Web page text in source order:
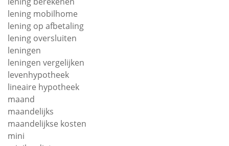
lening mobilhome
lening op afbetaling
lening oversluiten
leningen
leningen vergelijken
levenhypotheek
lineaire hypotheek
maand
maandelijks
maandelijkse kosten
mini